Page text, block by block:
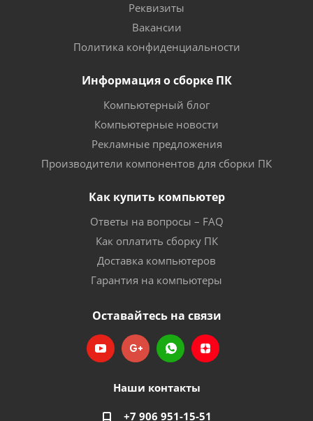
Реквизиты
Вакансии
Политика конфиденциальности
Информация о сборке ПК
Компьютерный блог
Компьютерные новости
Рекламные предложения
Производители компонентов для сборки ПК
Как купить компьютер
Ответы на вопросы – FAQ
Как оплатить сборку ПК
Доставка компьютеров
Гарантия на компьютеры
Оставайтесь на связи
Наши контакты
+7 906 951-15-51